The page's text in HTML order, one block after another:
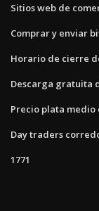
Sitios web de
Comprar y enviar
Horario de cierre
Descarga gratuita
Precio plata medio
Day traders
1771